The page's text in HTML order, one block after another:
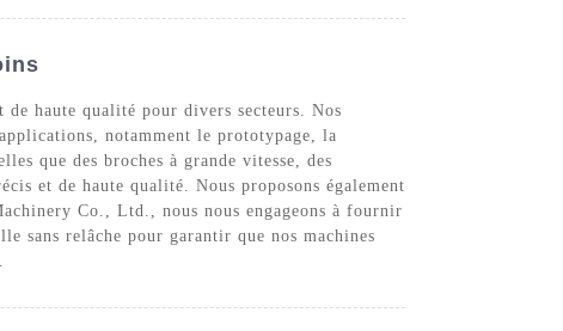
haute qualité pour divers secteurs. Nos
notamment le prototypage, la
que des broches à grande vitesse, des
et de haute qualité. Nous proposons également
Co., Ltd., nous nous engageons à fournir
sans relâche pour garantir que nos machines